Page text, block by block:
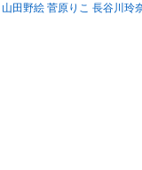
山田野絵 菅原りこ 長谷川玲